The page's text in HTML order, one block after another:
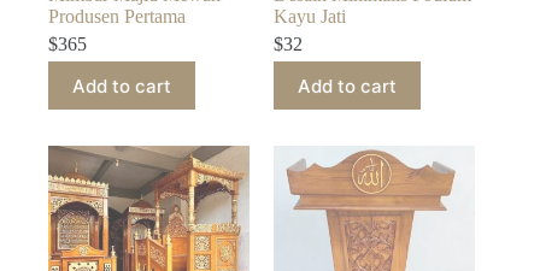
Produsen Pertama
$365
Add to cart
Kayu Jati
$32
Add to cart